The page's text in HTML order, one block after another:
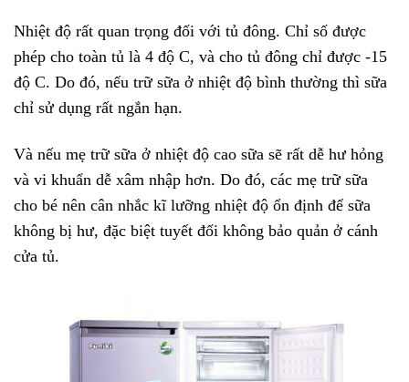
Nhiệt độ rất quan trọng đối với tủ đông. Chỉ số được
phép cho toàn tủ là 4 độ C, và cho tủ đông chỉ được -15
độ C. Do đó, nếu trữ sữa ở nhiệt độ bình thường thì sữa
chỉ sử dụng rất ngắn hạn.
Và nếu mẹ trữ sữa ở nhiệt độ cao sữa sẽ rất dễ hư hỏng
và vi khuẩn dễ xâm nhập hơn. Do đó, các mẹ trữ sữa
cho bé nên cân nhắc kĩ lưỡng nhiệt độ ổn định để sữa
không bị hư, đặc biệt tuyết đối không bảo quản ở cánh
cửa tủ.